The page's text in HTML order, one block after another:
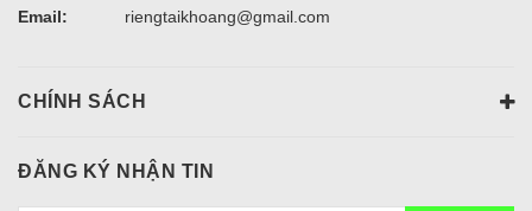
Email:
riengtaikhoang@gmail.com
CHÍNH SÁCH
ĐĂNG KÝ NHẬN TIN